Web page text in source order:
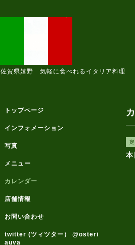
佐賀県嬉野 気軽に食べれるイタリア料理
本
トップページ
インフォメーション
写真
メニュー
カレンダー
店舗情報
お問い合わせ
twitter (ツィツター） @osteri
auva